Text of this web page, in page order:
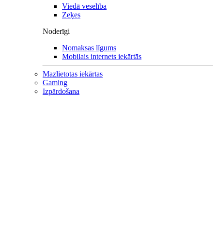
Viedā veselība
Zeķes
Noderīgi
Nomaksas līgums
Mobilais internets iekārtās
Mazlietotas iekārtas
Gaming
Izpārdošana